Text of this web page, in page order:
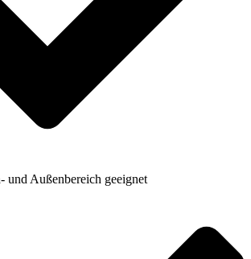
und Außenbereich geeignet